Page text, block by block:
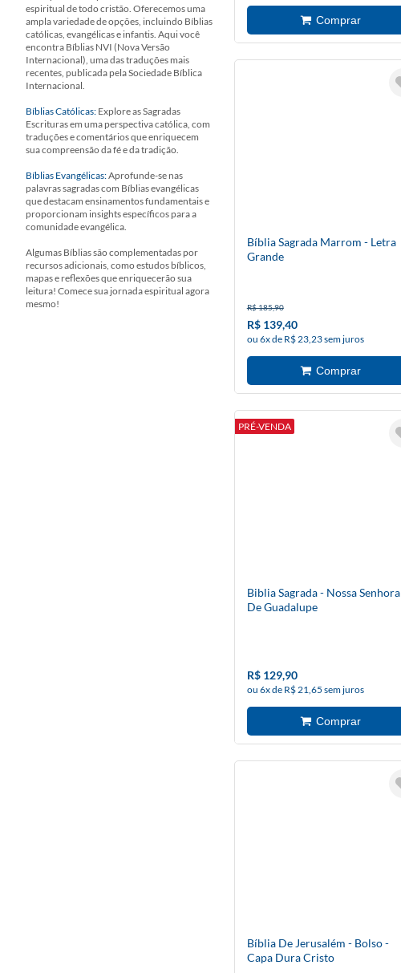
espiritual de todo cristão. Oferecemos uma
ampla variedade de opções, incluindo Bíblias
católicas, evangélicas e infantis. Aqui você
encontra Bíblias NVI (Nova Versão
Internacional), uma das traduções mais
recentes, publicada pela Sociedade Bíblica
Internacional.
Bíblias Católicas: Explore as Sagradas
Escrituras em uma perspectiva católica, com
traduções e comentários que enriquecem
sua compreensão da fé e da tradição.
Bíblias Evangélicas:Aprofunde-se nas
palavras sagradas com Bíblias evangélicas
que destacam ensinamentos fundamentais e
proporcionam insights específicos para a
comunidade evangélica.
Algumas Bíblias são complementadas por
recursos adicionais, como estudos bíblicos,
mapas e reflexões que enriquecerão sua
leitura! Comece sua jornada espiritual agora
mesmo!
Bíblia Sagrada Marrom - Letra
Grande
R$ 185,90
R$ 139,40
ou 6x de R$ 23,23 sem juros
PRÉ-VENDA
Biblia Sagrada - Nossa Senhora
De Guadalupe
R$ 129,90
ou 6x de R$ 21,65 sem juros
Bíblia De Jerusalém - Bolso -
Capa Dura Cristo